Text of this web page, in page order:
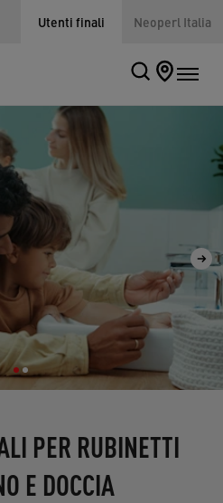
Utenti finali Neoperl Italia
PER RUBINETTI
E DOCCIA